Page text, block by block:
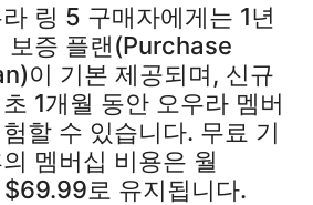
링 5 구매자에게는 1년
보증 플랜(Purchase
이 기본 제공되며, 신규
1개월 동안 오우라 멤버
할 수 있습니다. 무료 기
멤버십 비용은 월
로 유지됩니다.